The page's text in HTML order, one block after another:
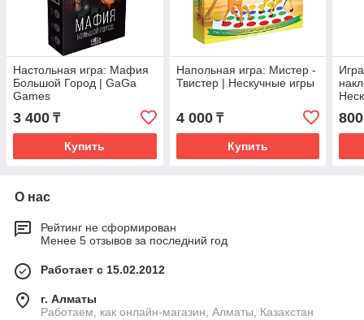
Настольная игра: Мафия
Большой Город | GaGa
Games
3 400 ₸
Купить
Напольная игра: Мистер -
Твистер | Нескучные игры
4 000₸
Купить
800
О нас
Рейтинг не сформирован
Менее 5 отзывов за последний год
Работает с 15.02.2012
г. Алматы
Работаем, как онлайн-магазин, Алматы, Казахстан